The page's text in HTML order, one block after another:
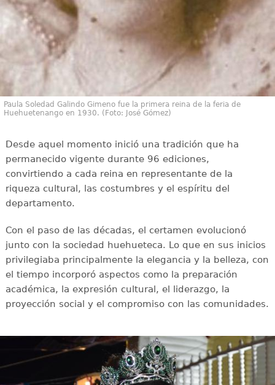
Paula Soledad Galindo Gimeno fue la primera reina de la feria de
Huehuetenango en 1930. (Foto: José Gómez)
Desde aquel momento inició una tradición que ha
permanecido vigente durante 96 ediciones,
convirtiendo a cada reina en representante de la
riqueza cultural, las costumbres y el espíritu del
departamento.
Con el paso de las décadas, el certamen evolucionó
junto con la sociedad huehueteca. Lo que en sus inicios
privilegiaba principalmente la elegancia y la belleza, con
el tiempo incorporó aspectos como la preparación
académica, la expresión cultural, el liderazgo, la
proyección social y el compromiso con las comunidades.